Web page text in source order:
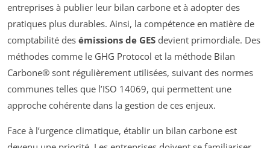
entreprises à publier leur bilan carbone et à adopter des
pratiques plus durables. Ainsi, la compétence en matière de
comptabilité des émissions de GES devient primordiale. Des
méthodes comme le GHG Protocol et la méthode Bilan
Carbone® sont régulièrement utilisées, suivant des normes
communes telles que l’ISO 14069, qui permettent une
approche cohérente dans la gestion de ces enjeux.
Face à l’urgence climatique, établir un bilan carbone est